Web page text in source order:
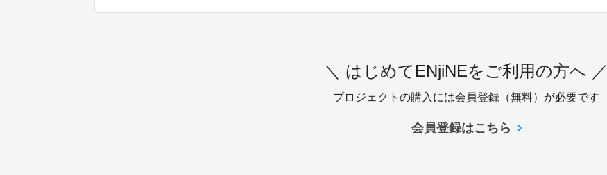
＼ はじめてENjiNEをご利用の方へ ／
プロジェクトの購入には会員登録（無料）が必要です
会員登録はこちら